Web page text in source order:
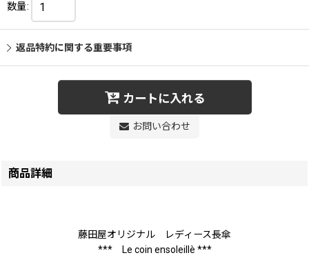
数量:
返品特約に関する重要事項
カートに入れる
お問い合わせ
商品詳細
藤田屋オリジナル レディース長傘
*** Le coin ensoleillè ***